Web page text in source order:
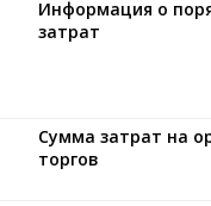
Информация о
затрат
Сумма затрат на
торгов